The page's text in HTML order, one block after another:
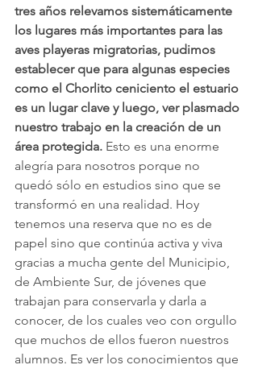
tres años relevamos sistemáticamente
los lugares más importantes para las
aves playeras migratorias, pudimos
establecer que para algunas especies
como el Chorlito ceniciento el estuario
es un lugar clave y luego, ver plasmado
nuestro trabajo en la creación de un
área protegida. Esto es una enorme
alegría para nosotros porque no
quedó sólo en estudios sino que se
transformó en una realidad. Hoy
tenemos una reserva que no es de
papel sino que continúa activa y viva
gracias a mucha gente del Municipio,
de Ambiente Sur, de jóvenes que
trabajan para conservarla y darla a
conocer, de los cuales veo con orgullo
que muchos de ellos fueron nuestros
alumnos. Es ver los conocimientos que